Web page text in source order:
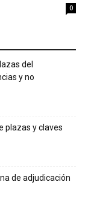
0
del
y no
plazas y claves
de adjudicación